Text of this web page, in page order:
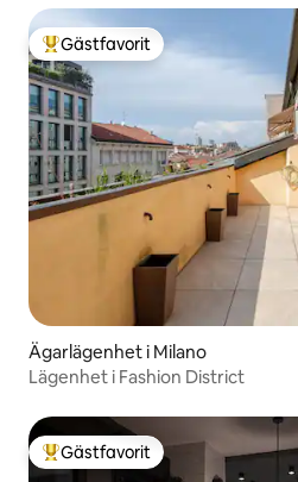
Populär gästfavorit
Gästfavorit
Ägarlägenhet i Milano
Lägenhet i Fashion District
Populär gästfavorit
Gästfavorit